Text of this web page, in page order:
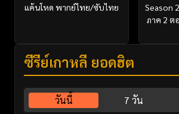
แค้นโหด พากย์ไทย/ซับไทย
Season
ภาค 2 ต
ซีรี่ย์เกาหลี ยอดฮิต
วันนี้ 7 วัน